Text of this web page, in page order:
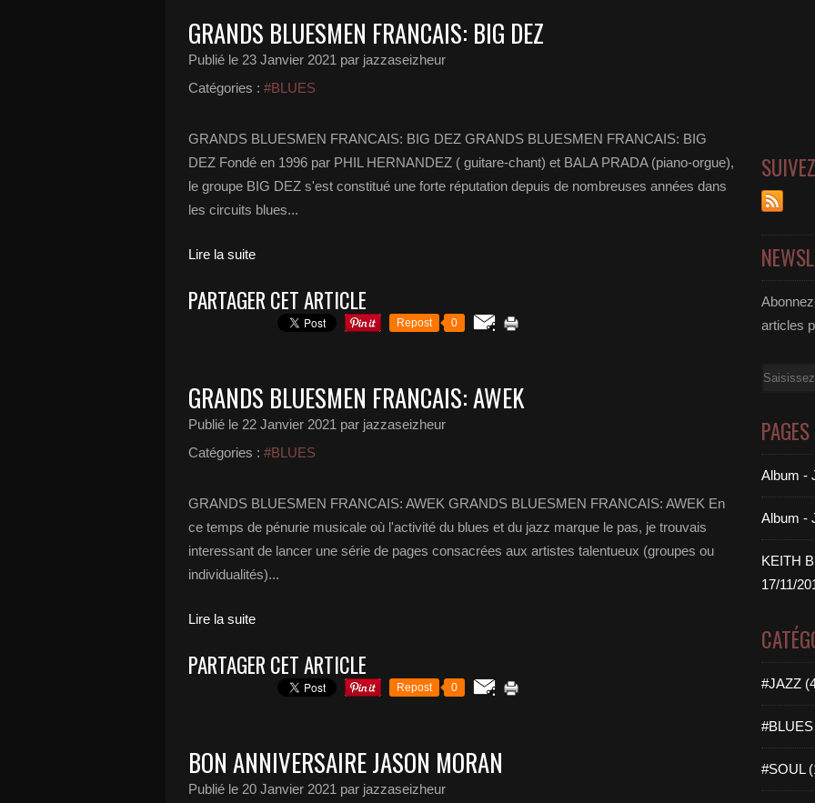
GRANDS BLUESMEN FRANCAIS: BIG DEZ
Publié le 23 Janvier 2021 par jazzaseizheur
Catégories : #BLUES
GRANDS BLUESMEN FRANCAIS: BIG DEZ GRANDS BLUESMEN FRANCAIS: BIG
DEZ Fondé en 1996 par PHIL HERNANDEZ ( guitare-chant) et BALA PRADA (piano-orgue),
le groupe BIG DEZ s'est constitué une forte réputation depuis de nombreuses années dans
les circuits blues...
Lire la suite
PARTAGER CET ARTICLE
Repost 0
GRANDS BLUESMEN FRANCAIS: AWEK
Publié le 22 Janvier 2021 par jazzaseizheur
Catégories : #BLUES
GRANDS BLUESMEN FRANCAIS: AWEK GRANDS BLUESMEN FRANCAIS: AWEK En
ce temps de pénurie musicale où l'activité du blues et du jazz marque le pas, je trouvais
interessant de lancer une série de pages consacrées aux artistes talentueux (groupes ou
individualités)...
Lire la suite
PARTAGER CET ARTICLE
Repost 0
BON ANNIVERSAIRE JASON MORAN
Publié le 20 Janvier 2021 par jazzaseizheur
articles
Email
PAGES
Album -
Album -
KEITH
17/11/
#JAZZ
#SOUL